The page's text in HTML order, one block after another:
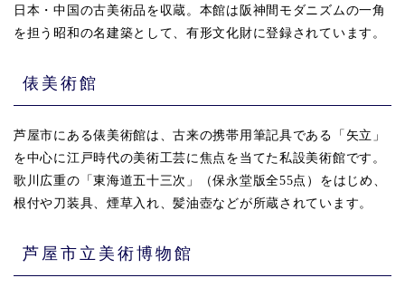
日本・中国の古美術品を収蔵。本館は阪神間モダニズムの一角
を担う昭和の名建築として、有形文化財に登録されています。
俵美術館
芦屋市にある俵美術館は、古来の携帯用筆記具である「矢立」
を中心に江戸時代の美術工芸に焦点を当てた私設美術館です。
歌川広重の「東海道五十三次」（保永堂版全55点）をはじめ、
根付や刀装具、煙草入れ、髪油壺などが所蔵されています。
芦屋市立美術博物館